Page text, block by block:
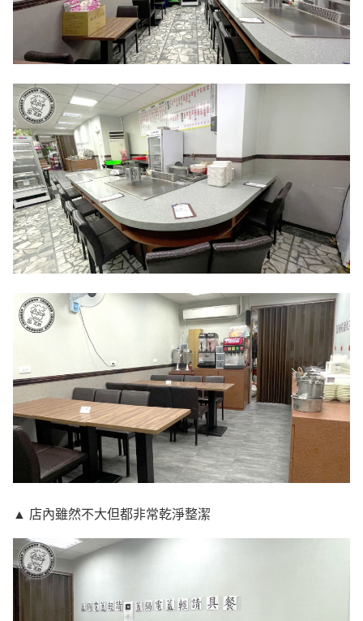
▲ 店內雖然不大但都非常乾淨整潔